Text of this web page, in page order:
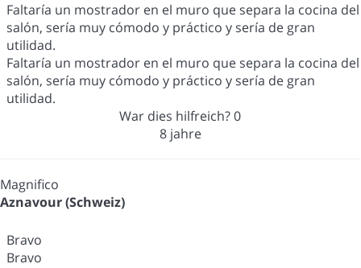
Faltaría un mostrador en el muro que separa la cocina del
salón, sería muy cómodo y práctico y sería de gran
utilidad.
Faltaría un mostrador en el muro que separa la cocina del
salón, sería muy cómodo y práctico y sería de gran
utilidad.
War dies hilfreich?0
8 jahre
Magnifico
Aznavour (Schweiz)
Bravo
Bravo